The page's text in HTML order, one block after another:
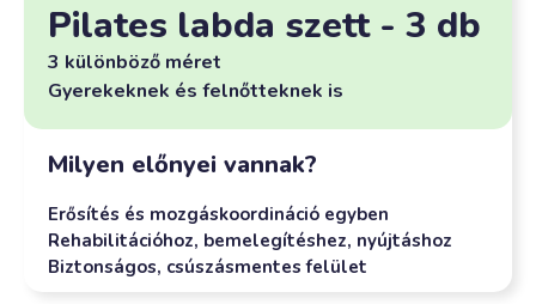
Pilates labda szett - 3 db
3 különböző méret
Gyerekeknek és felnőtteknek is
Milyen előnyei vannak?
Erősítés és mozgáskoordináció egyben
Rehabilitációhoz, bemelegítéshez, nyújtáshoz
Biztonságos, csúszásmentes felület